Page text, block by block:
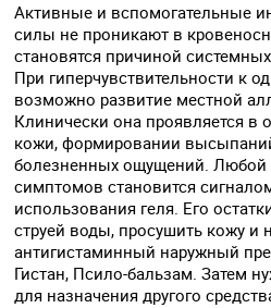
Активные и вспомогательные
силы не проникают в
становятся причиной
При гиперчувствительности к
возможно развитие местной
Клинически она проявляется в
кожи, формировании
болезненных ощущений. Любой
симптомов становится
использования геля. Его
струей воды, просушить кожу и
антигистаминный наружный
Гистан, Псило-бальзам. Затем
для назначения другого